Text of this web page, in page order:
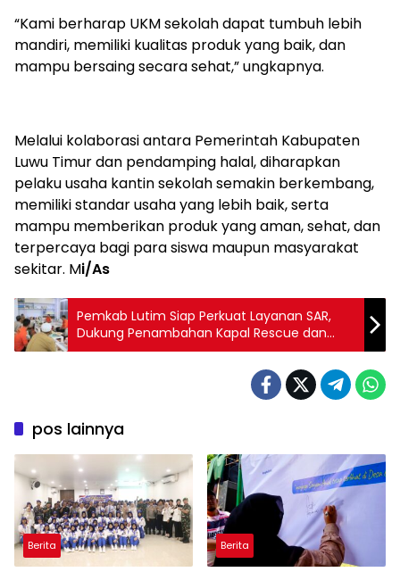
“Kami berharap UKM sekolah dapat tumbuh lebih
mandiri, memiliki kualitas produk yang baik, dan
mampu bersaing secara sehat,” ungkapnya.
Melalui kolaborasi antara Pemerintah Kabupaten
Luwu Timur dan pendamping halal, diharapkan
pelaku usaha kantin sekolah semakin berkembang,
memiliki standar usaha yang lebih baik, serta
mampu memberikan produk yang aman, sehat, dan
terpercaya bagi para siswa maupun masyarakat
sekitar. Mi/As
Pemkab Lutim Siap Perkuat Layanan SAR,
Dukung Penambahan Kapal Rescue dan
Personel Basarnas
pos lainnya
Berita Berita